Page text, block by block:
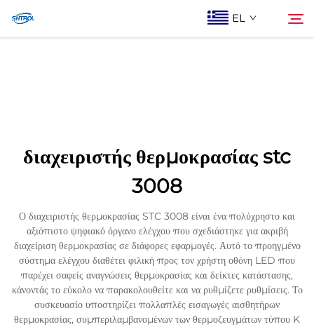
EL
Επικοινωνία Με Ας
διαχειριστής θερμοκρασίας stc
3008
Ο διαχειριστής θερμοκρασίας STC 3008 είναι ένα πολύχρηστο και
αξιόπιστο ψηφιακό όργανο ελέγχου που σχεδιάστηκε για ακριβή
διαχείριση θερμοκρασίας σε διάφορες εφαρμογές. Αυτό το προηγμένο
σύστημα ελέγχου διαθέτει φιλική προς τον χρήστη οθόνη LED που
παρέχει σαφείς αναγνώσεις θερμοκρασίας και δείκτες κατάστασης,
κάνοντάς το εύκολο να παρακολουθείτε και να ρυθμίζετε ρυθμίσεις. Το
συσκευασίο υποστηρίζει πολλαπλές εισαγωγές αισθητήρων
θερμοκρασίας, συμπεριλαμβανομένων των θερμοζευγμάτων τύπου K